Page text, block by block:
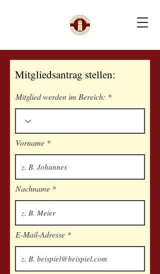
Mitgliedsantrag stellen:
Mitglied werden im Bereich:
Vorname
Nachname
E-Mail-Adresse